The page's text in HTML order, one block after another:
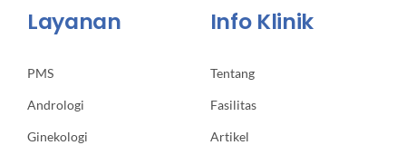
Layanan
PMS
Andrologi
Ginekologi
Info Klinik
Tentang
Fasilitas
Artikel